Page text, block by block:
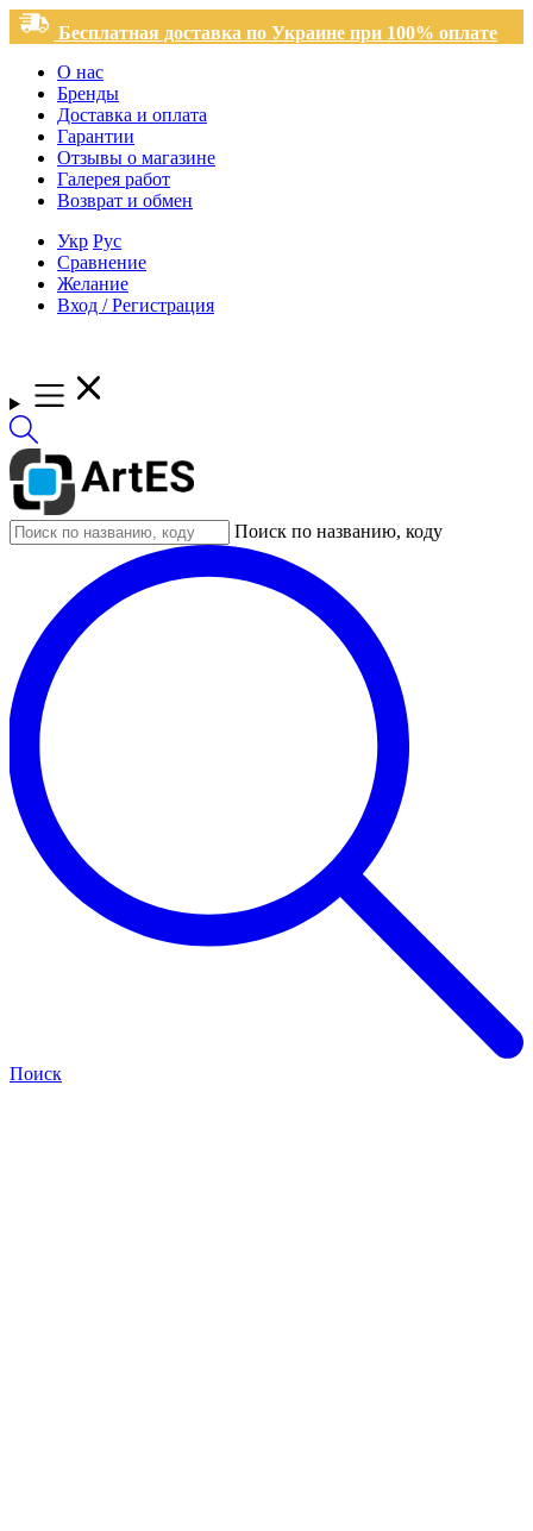
Бесплатная доставка по Украине при 100% оплате
О нас
Бренды
Доставка и оплата
Гарантии
Отзывы о магазине
Галерея работ
Возврат и обмен
Укр Рус
Сравнение
Желание
Вход / Регистрация
Поиск по названию, коду
Поиск